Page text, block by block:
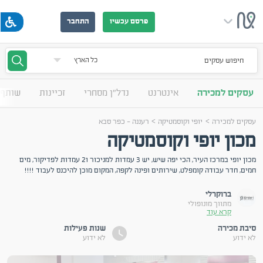
פרסם עכשיו התחבר
חיפוש עסקים
עסקים למכירה אינטרנט נדל"ן מסחרי זכיינות
עסקים למכירה > יופי וקוסמטיקה > רעננה - כפר סבא
מכון יופי וקוסמטיקה
מכון יופי במרכז העיר, הכי יפה שיש, יש 3 עמדות למניכור ו2 עמדות לפדיקור, מים
חמים, חדר עבודה קומפלט, שירותים ופינה לקפה, המקום מוכן להיכנס לעבוד !!!!
ברוקרלי
מתווך מונופולי
קרא עוד
סיבת מכירה
לא ידוע
שנות פעילות
לא ידוע